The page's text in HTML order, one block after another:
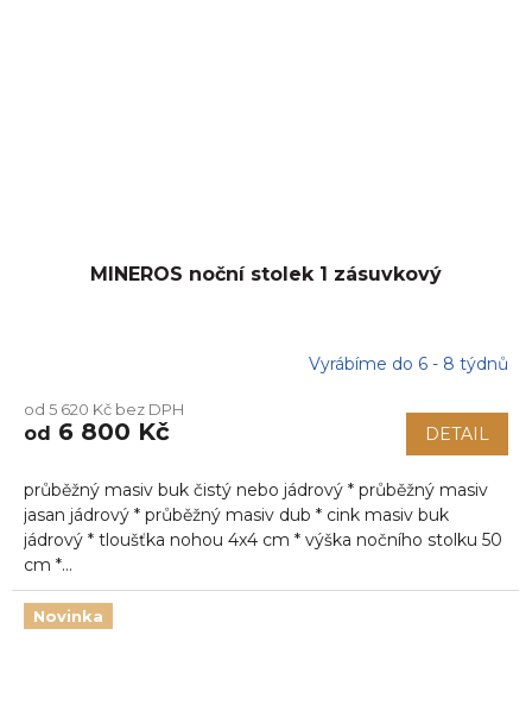
MINEROS noční stolek 1 zásuvkový
Vyrábíme do 6 - 8 týdnů
od 5 620 Kč bez DPH
od 6 800 Kč DETAIL
průběžný masiv buk čistý nebo jádrový * průběžný masiv
jasan jádrový * průběžný masiv dub * cink masiv buk
jádrový * tloušťka nohou 4x4 cm * výška nočního stolku 50
cm *...
Novinka